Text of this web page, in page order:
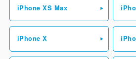
iPhone XS Max
iPhone X